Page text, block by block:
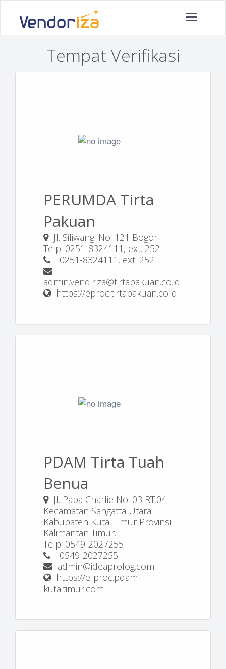
Toggle
Tempat Verifikasi
PERUMDA Tirta
Pakuan
Jl. Siliwangi No. 121 Bogor
Telp: 0251-8324111, ext. 252
: 0251-8324111, ext. 252
admin.vendiriza@tirtapakuan.co.id
https://eproc.tirtapakuan.co.id
PDAM Tirta Tuah
Benua
Jl. Papa Charlie No. 03 RT.04
Kecamatan Sangatta Utara
Kabupaten Kutai Timur Provinsi
Kalimantan Timur.
Telp: 0549-2027255
: 0549-2027255
admin@ideaprolog.com
https://e-proc.pdam-
kutaitimur.com